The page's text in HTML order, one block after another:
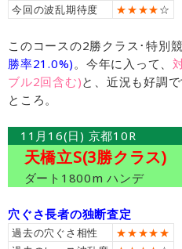
今回の波乱期待度
★★★★☆
このコースの2勝クラス･特別
勝率21.0%)。今年に入って、
ブル2回含む)と、近況も好調
ところ。
11月16(日) 京都10R
天橋立S(3勝クラス)
ダート1800m ハンデ
穴ぐさ長者の独断査定
過去の穴ぐさ相性
★★★★★